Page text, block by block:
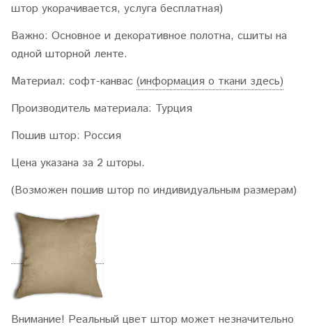
штор укорачивается, услуга бесплатная)
Важно: Основное и декоративное полотна, сшиты на
одной шторной ленте.
Материал: софт-канвас (информация о ткани здесь)
Производитель материала: Турция
Пошив штор: Россия
Цена указана за 2 шторы.
(Возможен пошив штор по индивидуальным размерам)
Внимание! Реальный цвет штор может незначительно